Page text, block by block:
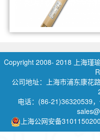
SAIV A/S公司TD304
Copyright 2008- 2018 上海瑾
公司地址：上海市浦东康花
电话：(86-21)36320539
上海公网安备